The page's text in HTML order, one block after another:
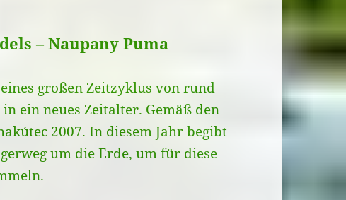
– Naupany Puma
großen Zeitzyklus von rund
ein neues Zeitalter. Gemäß den
2007. In diesem Jahr begibt
um die Erde, um für diese